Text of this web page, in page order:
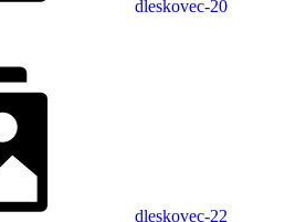
dleskovec-20
dleskovec-22